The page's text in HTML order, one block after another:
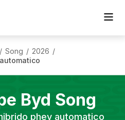
/ Song / 2026 /
Byd Song
phev automatico